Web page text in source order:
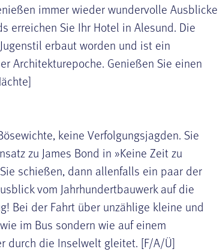
immer wieder wundervolle Ausblicke
erreichen Sie Ihr Hotel in Alesund. Die
erbaut worden und ist ein
Architekturepoche. Genießen Sie einen
keine Verfolgungsjagden. Sie
zu James Bond in »Keine Zeit zu
schießen, dann allenfalls ein paar der
vom Jahrhundertbauwerk auf die
Bei der Fahrt über unzählige kleine und
im Bus sondern wie auf einem
durch die Inselwelt gleitet. [F/A/Ü]